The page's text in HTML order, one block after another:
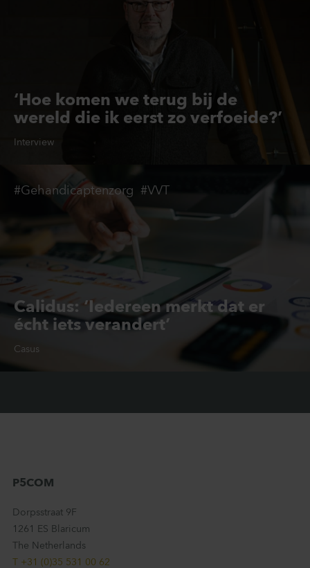
‘Hoe komen we terug bij de
wereld die ik eerst zo verfoeide?’
Interview
Calidus: ‘Iedereen merkt dat er
écht iets verandert’
Casus
#Gehandicaptenzorg #VVT
P5COM
Dorpsstraat 9F
1261 ES Blaricum
The Netherlands
T +31 (0)35 531 00 62